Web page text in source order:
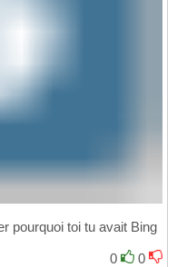
pourquoi toi tu avait Bing
0
0